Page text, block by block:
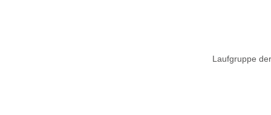
Laufgruppe